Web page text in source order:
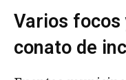
Varios focos
conato de